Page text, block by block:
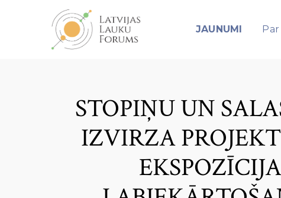
JAUNUMI
STOPIŅU UN
IZVIRZA